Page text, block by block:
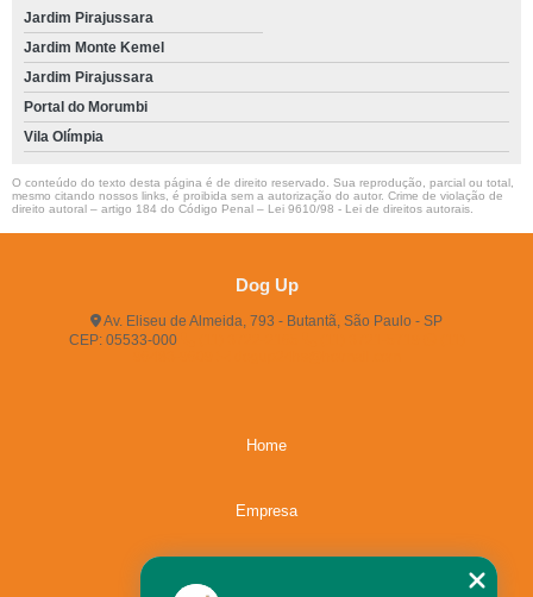
Jardim Pirajussara
Jardim Monte Kemel
Jardim Pirajussara
Portal do Morumbi
Vila Olímpia
O conteúdo do texto desta página é de direito reservado. Sua reprodução, parcial ou total,
mesmo citando nossos links, é proibida sem a autorização do autor. Crime de violação de
direito autoral – artigo 184 do Código Penal – Lei 9610/98 - Lei de direitos autorais.
Dog Up
Av. Eliseu de Almeida, 793 - Butantã, São Paulo - SP
CEP: 05533-000
Home
Empresa